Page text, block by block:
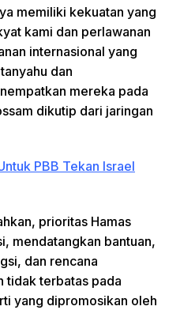
memiliki kekuatan yang
kami dan perlawanan
internasional yang
dan
mereka pada
dikutip dari jaringan
PBB Tekan Israel
prioritas Hamas
mendatangkan bantuan,
dan rencana
tidak terbatas pada
yang dipromosikan oleh